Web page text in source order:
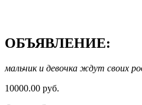
ОБЪЯВЛЕНИЕ:
мальчик и девочка ждут своих
10000.00 руб.